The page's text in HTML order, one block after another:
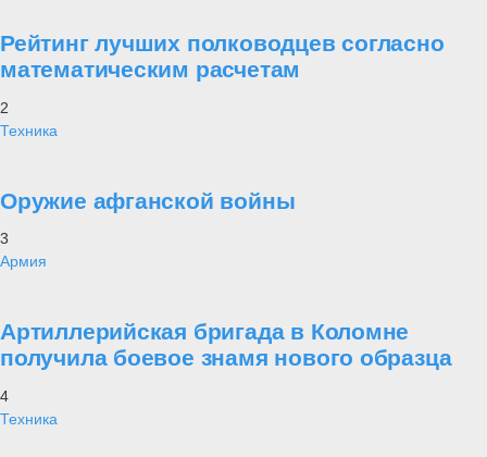
Рейтинг лучших полководцев согласно
математическим расчетам
2
Техника
Оружие афганской войны
3
Армия
Артиллерийская бригада в Коломне
получила боевое знамя нового образца
4
Техника